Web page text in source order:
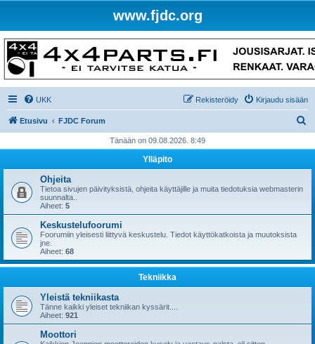
www.fjdc.org
UKK Kirjaudu sisään
Rekisteröidy
Etusivu FJDC Forum
i
Tänään on 09.08.2026. 8:49
Ylläpito
Ohjeita
Tietoa sivujen päivityksistä, ohjeita käyttäjille ja muita tiedotuksia webmasterin
suunnalta..
Aiheet: 5
Keskustelufoorumi
Foorumiin yleisesti liittyvä keskustelu. Tiedot käyttökatkoista ja muutoksista
jne.
Aiheet: 68
Tekniikka
Yleistä tekniikasta
Tänne kaikki yleiset tekniikan kyssärit....
Aiheet: 921
Moottori